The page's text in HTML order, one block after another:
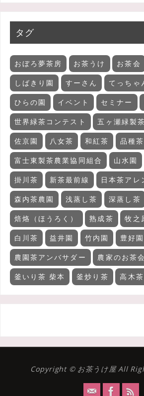
タグ
おぼろ夢茶房 お茶うけ お茶会
しばきり園 すーさん てっちゃ
ひらの園 イベント セミナー
世界緑茶コンテスト 五ヶ瀬緑製茶
佐京園 八女茶 和紅茶 品種茶
富士東製茶農業協同組合 山水園
掛川茶 新茶最前線 日本茶アレ
森内茶農園 浅蒸し茶 深蒸し茶
焙烙（ほうろく） 熟成茶 牧之
白川茶 益井園 竹内園 豊好園
農園茶アンバサダー 農家のお茶会
釜いり茶 柴本 釜炒り茶 高木
Copyright © お茶うけ屋 All